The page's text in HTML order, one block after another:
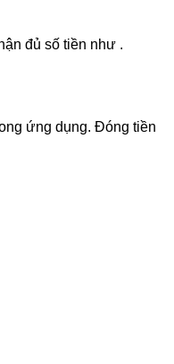
đủ số tiền như .
ứng dụng. Đóng tiền